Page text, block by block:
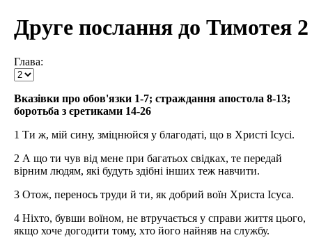
Друге послання до Тимотея 2
Глава:
Вказівки про обов'язки 1-7; страждання апостола 8-13;
боротьба з єретиками 14-26
1 Ти ж, мій сину, зміцнюйся у благодаті, що в Христі Ісусі.
2 А що ти чув від мене при багатьох свідках, те передай
вірним людям, які будуть здібні інших теж навчити.
3 Отож, перенось труди й ти, як добрий воїн Христа Ісуса.
4 Ніхто, бувши воїном, не втручається у справи життя цього,
якщо хоче догодити тому, хто його найняв на службу.